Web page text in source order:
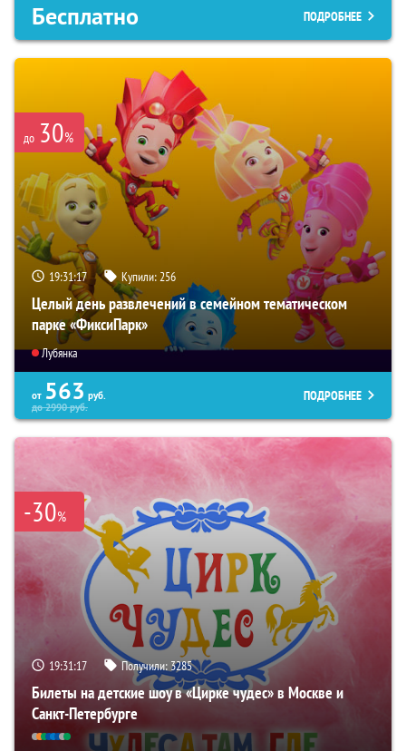
Бесплатно ПОДРОБНЕЕ
до 30%
19:31:16 Купили:256
Целый день развлечений в семейном тематическом
парке «ФиксиПарк»
Лубянка
от 563 руб.
до2990руб.
ПОДРОБНЕЕ
-30%
19:31:16 Получили: 3285
Билеты на детские шоу в «Цирке чудес» в Москве и
Санкт-Петербурге